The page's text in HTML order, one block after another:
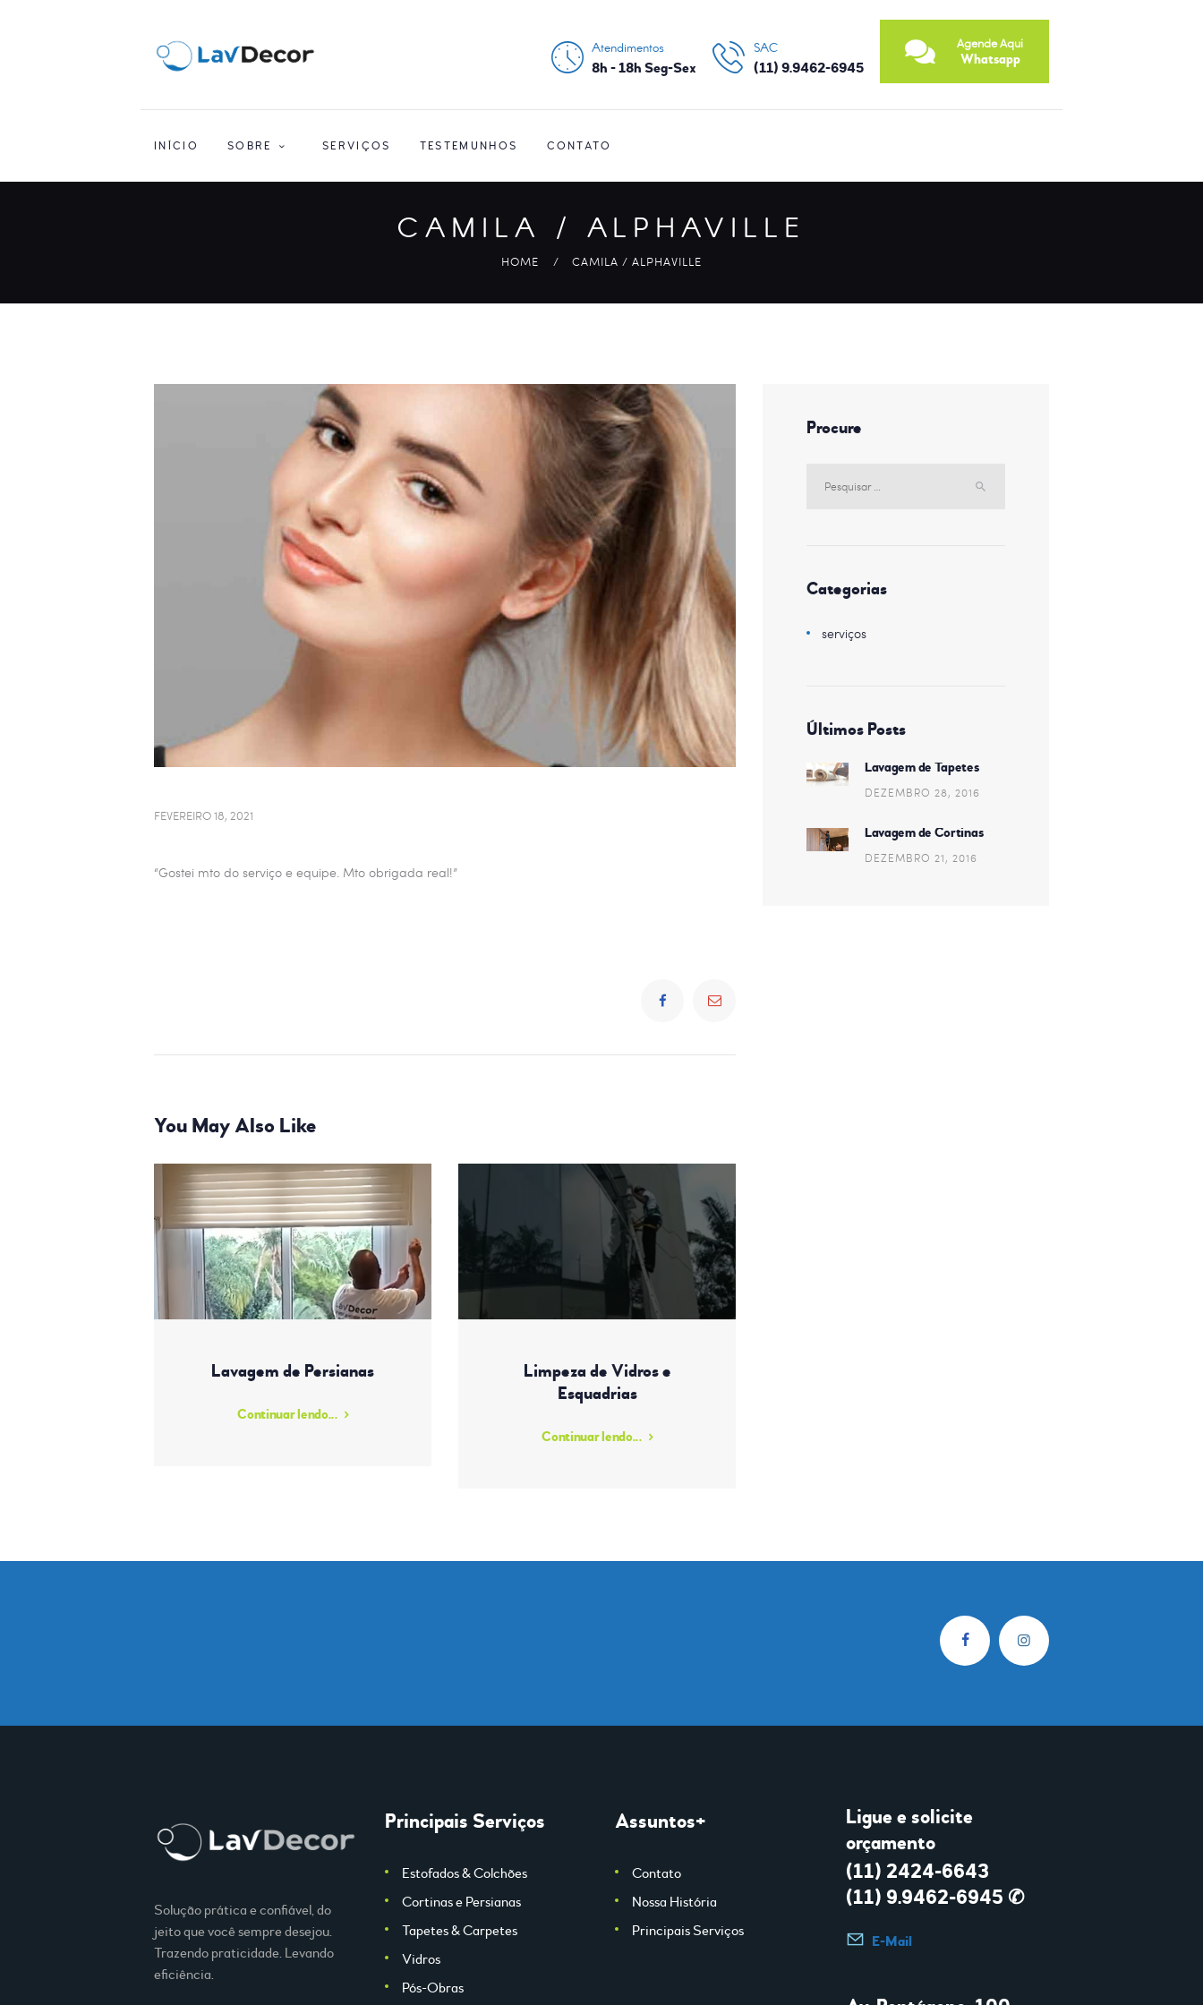
Atendimentos
8h - 18h Seg-Sex
SAC
(11) 9.9462-6945
Agende Aqui
Whatsapp
INÍCIO SOBRE SERVIÇOS TESTEMUNHOS CONTATO
CAMILA / ALPHAVILLE
HOME CAMILA / ALPHAVILLE
NOSSA HISTÓRIA
PRINCIPAIS
SERVIÇOS
FEVEREIRO 18, 2021
“Gostei mto do serviço e equipe. Mto obrigada real!”
You May Also Like
Lavagem de Persianas
Continuar lendo...
Limpeza de Vidros e
Esquadrias
Continuar lendo...
Procure
por:
Categorias
serviços
Últimos Posts
Lavagem de Tapetes
DEZEMBRO 28, 2016
Lavagem de Cortinas
DEZEMBRO 21, 2016
Solução prática e confiável, do
jeito que você sempre desejou.
Trazendo praticidade. Levando
eficiência.
Principais Serviços
Estofados & Colchões
Cortinas e Persianas
Tapetes & Carpetes
Vidros
Pós-Obras
Assuntos+
Contato
Nossa História
Principais Serviços
Ligue e solicite
orçamento
(11) 2424-6643
(11) 9.9462-6945 ✆
E-Mail